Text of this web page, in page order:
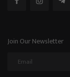
Join Our Newsletter